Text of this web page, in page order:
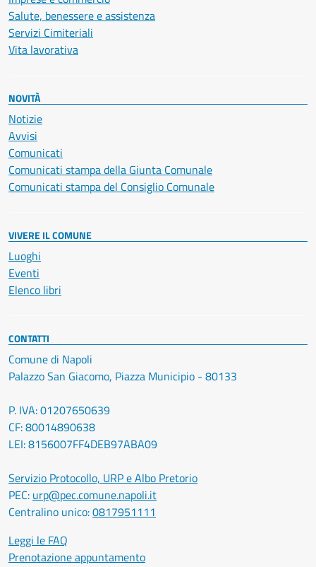
Salute, benessere e assistenza
Servizi Cimiteriali
Vita lavorativa
NOVITÀ
Notizie
Avvisi
Comunicati
Comunicati stampa della Giunta Comunale
Comunicati stampa del Consiglio Comunale
VIVERE IL COMUNE
Luoghi
Eventi
Elenco libri
CONTATTI
Comune di Napoli
Palazzo San Giacomo, Piazza Municipio - 80133
P. IVA: 01207650639
CF: 80014890638
LEI: 8156007FF4DEB97ABA09
Servizio Protocollo, URP e Albo Pretorio
PEC: urp@pec.comune.napoli.it
Centralino unico:0817951111
Leggi le FAQ
Prenotazione appuntamento